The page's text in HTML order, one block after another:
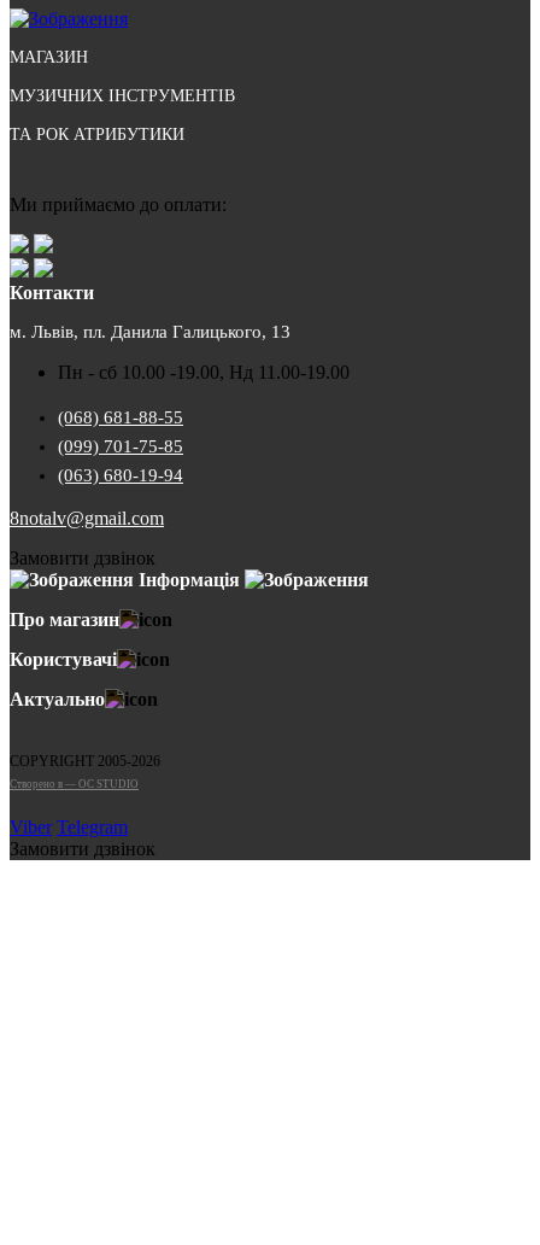
МАГАЗИН
МУЗИЧНИХ ІНСТРУМЕНТІВ
ТА РОК АТРИБУТИКИ
Ми приймаємо до оплати:
Контакти
м. Львів, пл. Данила Галицького, 13
Пн - сб 10.00 -19.00, Нд 11.00-19.00
(068) 681-88-55
(099) 701-75-85
(063) 680-19-94
8notalv@gmail.com
Замовити дзвінок
Інформація
Про магазин
Користувачі
Актуально
COPYRIGHT 2005-2026
Cтворено в — OC STUDIO
Viber Telegram
Замовити дзвінок